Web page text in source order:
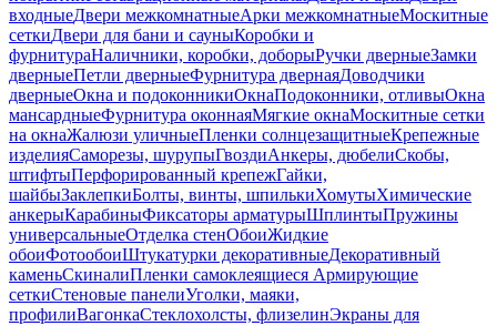
входныеДвери межкомнатныеАрки межкомнатныеМоскитные
сеткиДвери для бани и сауныКоробки и
фурнитураНаличники, коробки, доборыРучки дверныеЗамки
дверныеПетли дверныеФурнитура двернаяДоводчики
дверныеОкна и подоконникиОкнаПодоконники, отливыОкна
мансардныеФурнитура оконнаяМягкие окнаМоскитные сетки
на окнаЖалюзи уличныеПленки солнцезащитныеКрепежные
изделияСаморезы, шурупыГвоздиАнкеры, дюбелиСкобы,
штифтыПерфорированный крепежГайки,
шайбыЗаклепкиБолты, винты, шпилькиХомутыХимические
анкерыКарабиныФиксаторы арматурыШплинтыПружины
универсальныеОтделка стенОбоиЖидкие
обоиФотообоиШтукатурки декоративныеДекоративный
каменьСкиналиПленки самоклеящиеся Армирующие
сеткиСтеновые панелиУголки, маяки,
профилиВагонкаСтеклохолсты, флизелинЭкраны для